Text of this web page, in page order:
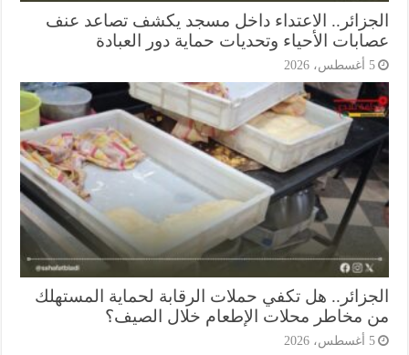
الاعتداء داخل مسجد يكشف تصاعد عنف
الأحياء وتحديات حماية دور العبادة
هل تكفي حملات الرقابة لحماية المستهلك
مخاطر محلات الإطعام خلال الصيف؟